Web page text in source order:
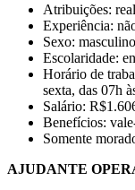
Atribuições:
Experiência:
Sexo: masculino
Escolaridade:
Horário de
sexta, das 07h
Salário:
Benefícios:
Somente
AJUDANTE